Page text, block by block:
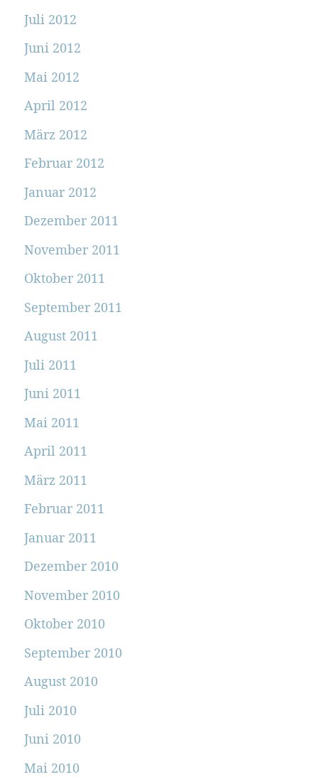
Juli 2012
Juni 2012
Mai 2012
April 2012
März 2012
Februar 2012
Januar 2012
Dezember 2011
November 2011
Oktober 2011
September 2011
August 2011
Juli 2011
Juni 2011
Mai 2011
April 2011
März 2011
Februar 2011
Januar 2011
Dezember 2010
November 2010
Oktober 2010
September 2010
August 2010
Juli 2010
Juni 2010
Mai 2010